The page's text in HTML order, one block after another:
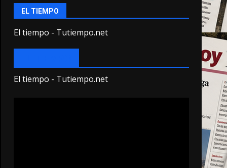
EL TIEMPO
El tiempo - Tutiempo.net
El tiempo - Tutiempo.net